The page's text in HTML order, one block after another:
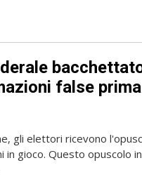
false
gli elettori ricevono
in gioco. Questo opuscolo